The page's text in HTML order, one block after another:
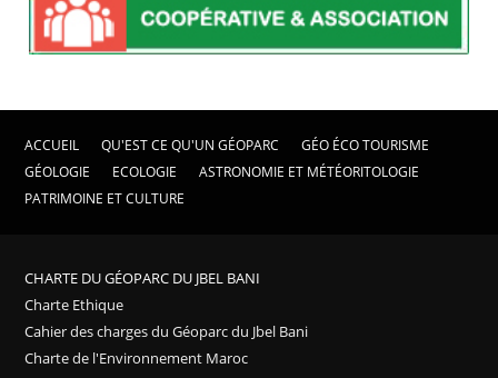
ACCUEIL QU'EST CE QU'UN GÉOPARC
GÉO ÉCO TOURISME
GÉOLOGIE
ECOLOGIE
ASTRONOMIE ET MÉTÉORITOLOGIE
PATRIMOINE ET CULTURE
CHARTE DU GÉOPARC DU JBEL BANI
Charte Ethique
Cahier des charges du Géoparc du Jbel Bani
Charte de l'Environnement Maroc